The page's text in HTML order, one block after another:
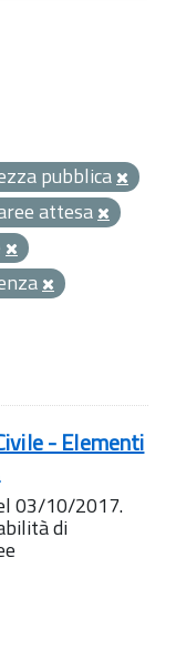
pubblica
attesa
- Elementi
03/10/2017.
di